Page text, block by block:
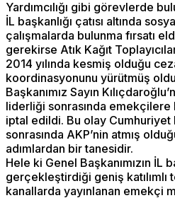
Yardımcılığı gibi görevlerde
İL başkanlığı çatısı altında
çalışmalarda bulunma fırsatı
gerekirse Atık Kağıt
2014 yılında kesmiş olduğu
koordinasyonunu yürütmüş
Başkanımız Sayın
liderliği sonrasında
iptal edildi. Bu olay
sonrasında AKP’nin atmış
adımlardan bir tanesidir.
Hele ki Genel Başkanımızın İL
gerçekleştirdiği geniş katılımlı
kanallarda yayınlanan emekçi